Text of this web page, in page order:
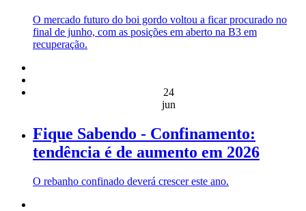
O mercado futuro do boi gordo voltou a ficar procurado no
final de junho, com as posições em aberto na B3 em
recuperação.
24
jun
Fique Sabendo - Confinamento:
tendência é de aumento em 2026
O rebanho confinado deverá crescer este ano.